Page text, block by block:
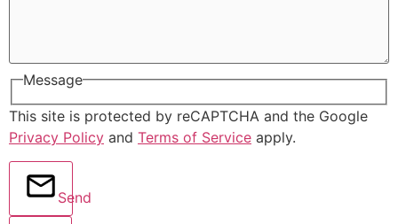
Message
This site is protected by reCAPTCHA and the Google
Privacy Policy and Terms of Service apply.
Send